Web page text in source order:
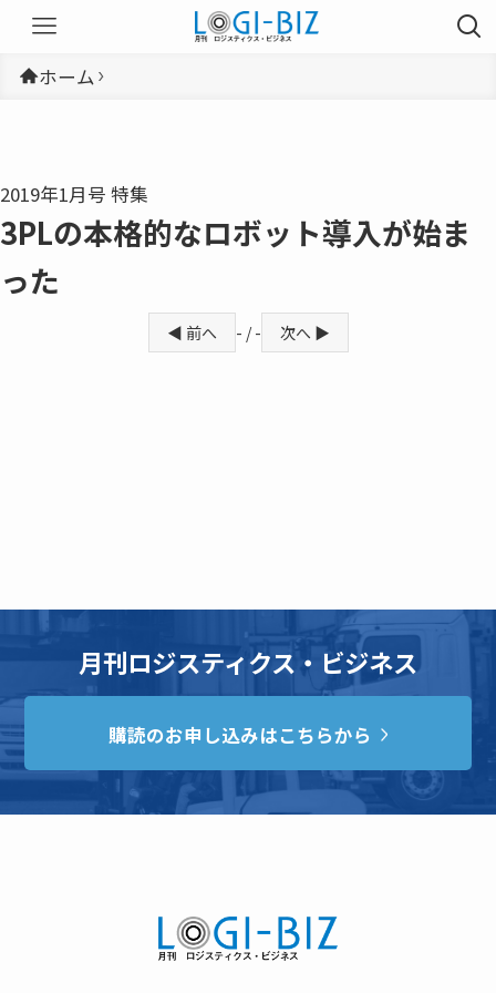
ホーム
2019年1月号 特集
3PLの本格的なロボット導入が始ま
った
◀ 前へ - / - 次へ ▶
月刊ロジスティクス・ビジネス
購読のお申し込みはこちらから